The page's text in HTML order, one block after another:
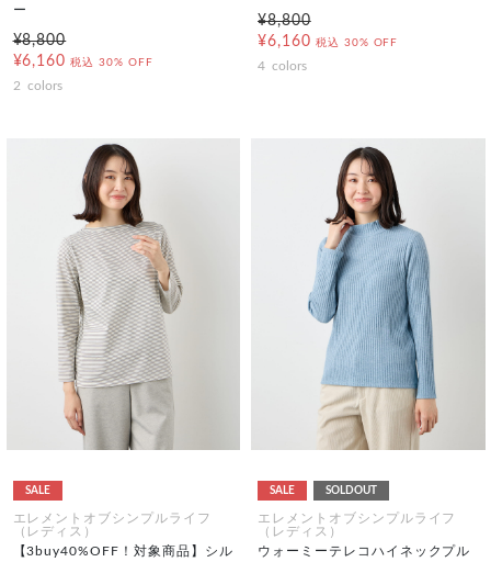
ー
¥8,800
¥6,160 税込 30% OFF
2 colors
¥8,800
¥6,160 税込 30% OFF
4 colors
SALE
エレメントオブシンプルライフ
（レディス）
【3buy40%OFF！対象商品】シル
SALE SOLDOUT
エレメントオブシンプルライフ
（レディス）
ウォーミーテレコハイネックプル